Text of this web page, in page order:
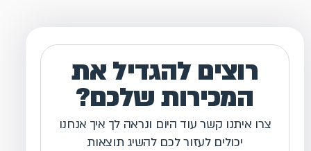
רוצים להגדיל את
המכירות שלכם?
צרו איתנו קשר עוד היום ונראה לך איך אנחנו
יכולים לעזור לכם להשיג תוצאות